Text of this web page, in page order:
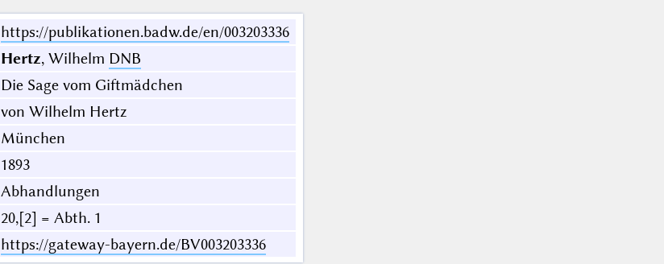
https://publikationen.badw.de/en/003203336
Hertz, Wilhelm DNB
Die Sage vom Giftmädchen
von Wilhelm Hertz
München
1893
Abhandlungen
20,[2] = Abth. 1
https://gateway-bayern.de/BV003203336